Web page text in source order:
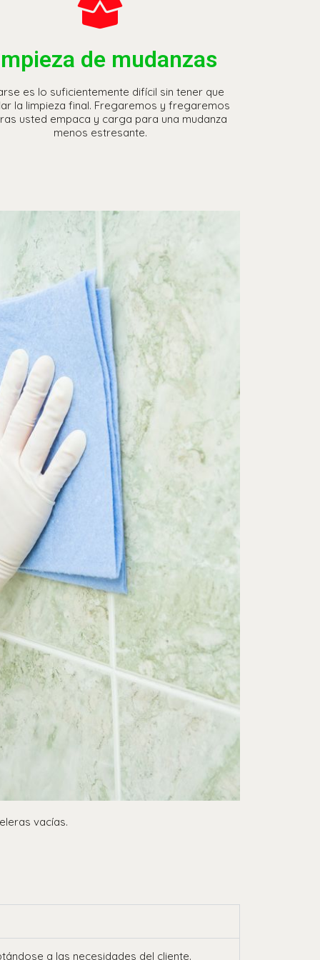
de mudanzas
es lo suficientemente difícil sin tener que
la limpieza final. Fregaremos y fregaremos
usted empaca y carga para una mudanza
menos estresante.
vacías.
a las necesidades del cliente.